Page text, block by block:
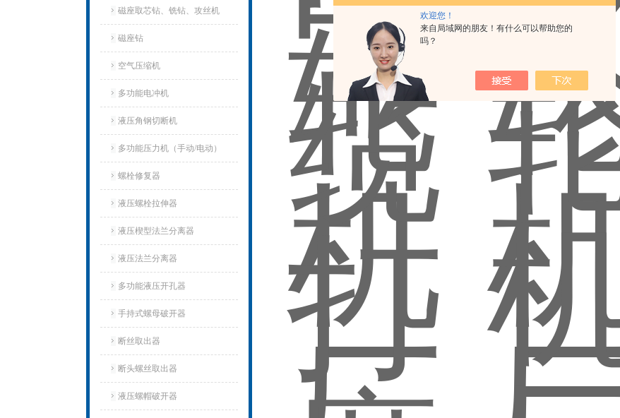
欢迎您！
来自局域网的朋友！有什么可以帮助您的
吗？
磁座取芯钻、铣钻、攻丝机
磁座钻
空气压缩机
多功能电冲机
液压角钢切断机
多功能压力机（手动/电动）
螺栓修复器
液压螺栓拉伸器
液压楔型法兰分离器
液压法兰分离器
多功能液压开孔器
手持式螺母破开器
断丝取出器
断头螺丝取出器
液压螺帽破开器